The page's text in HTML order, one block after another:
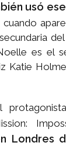
usó
cuando
es el
Katie
Londres